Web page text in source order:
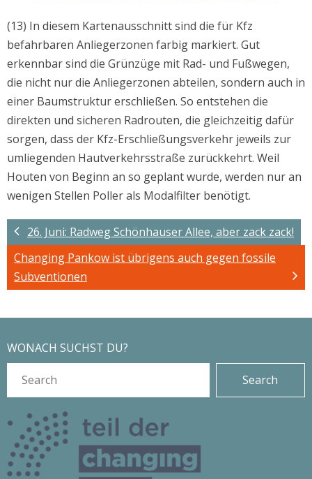
(13) In diesem Kartenausschnitt sind die für Kfz
befahrbaren Anliegerzonen farbig markiert. Gut
erkennbar sind die Grünzüge mit Rad- und Fußwegen,
die nicht nur die Anliegerzonen abteilen, sondern auch in
einer Baumstruktur erschließen. So entstehen die
direkten und sicheren Radrouten, die gleichzeitig dafür
sorgen, dass der Kfz-Erschließungsverkehr jeweils zur
umliegenden Hautverkehrsstraße zurückkehrt. Weil
Houten von Beginn an so geplant wurde, werden nur an
wenigen Stellen Poller als Modalfilter benötigt.
26. Juni: Radweg Schönhauser Allee, aber zack zack!
Changing Pankow ist übrigens auch gegen fossile
Subventionen
WONACH SUCHST DU?